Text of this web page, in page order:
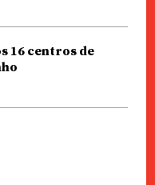
16 centros de